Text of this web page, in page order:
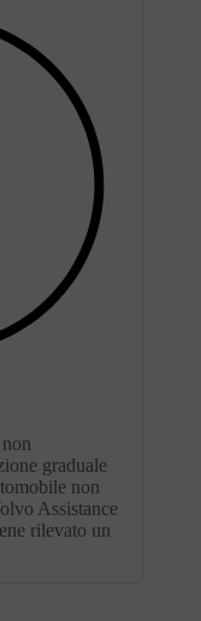
graduale
non
Assistance
rilevato un